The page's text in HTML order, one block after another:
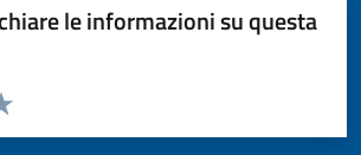
le informazioni su questa
pagina
5 stelle su 5
4 stelle su 5
su 5
su 5
5